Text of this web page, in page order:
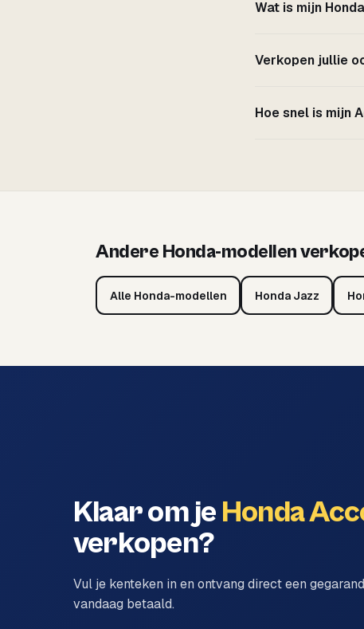
Wat is mijn
Verkopen jullie
Hoe snel is mijn
Andere Honda-modellen
Alle Honda-modellen Honda Jazz
Klaar om je Honda
verkopen?
Vul je kenteken in en ontvang direct een
vandaag betaald.